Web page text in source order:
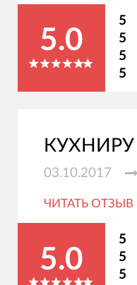
5.0
5
5
5
5
КУХНИРУ
03.10.2017
ЧИТАТЬ ОТЗЫВ
5.0
5
5
5